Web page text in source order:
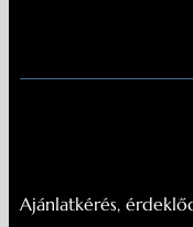
Ajánlatkérés,